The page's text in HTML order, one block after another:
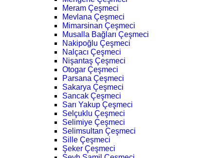
Meram Çeşmeci
Mevlana Çeşmeci
Mimarsinan Çeşmeci
Musalla Bağları Çeşmeci
Nakipoğlu Çeşmeci
Nalçacı Çeşmeci
Nişantaş Çeşmeci
Otogar Çeşmeci
Parsana Çeşmeci
Sakarya Çeşmeci
Sancak Çeşmeci
Sarı Yakup Çeşmeci
Selçuklu Çeşmeci
Selimiye Çeşmeci
Selimsultan Çeşmeci
Sille Çeşmeci
Şeker Çeşmeci